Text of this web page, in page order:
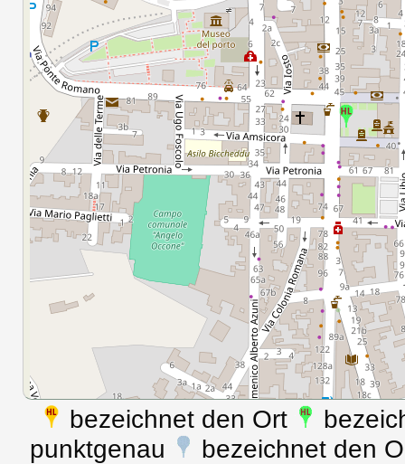
bezeichnet den Ort
punktgenau
bezeichnet den